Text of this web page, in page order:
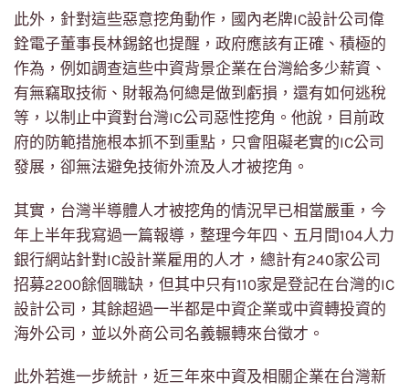
此外，針對這些惡意挖角動作，國內老牌IC設計公司偉
銓電子董事長林錫銘也提醒，政府應該有正確、積極的
作為，例如調查這些中資背景企業在台灣給多少薪資、
有無竊取技術、財報為何總是做到虧損，還有如何逃稅
等，以制止中資對台灣IC公司惡性挖角。他說，目前政
府的防範措施根本抓不到重點，只會阻礙老實的IC公司
發展，卻無法避免技術外流及人才被挖角。
其實，台灣半導體人才被挖角的情況早已相當嚴重，今
年上半年我寫過一篇報導，整理今年四、五月間104人力
銀行網站針對IC設計業雇用的人才，總計有240家公司
招募2200餘個職缺，但其中只有110家是登記在台灣的IC
設計公司，其餘超過一半都是中資企業或中資轉投資的
海外公司，並以外商公司名義輾轉來台徵才。
此外若進一步統計，近三年來中資及相關企業在台灣新